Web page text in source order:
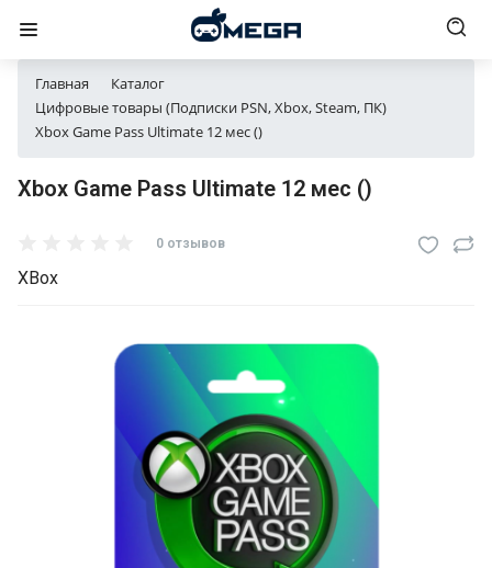
Главная
Каталог
Цифровые товары (Подписки PSN, Xbox, Steam, ПК)
Xbox Game Pass Ultimate 12 мес ()
Xbox Game Pass Ultimate 12 мес ()
0 отзывов
XBox